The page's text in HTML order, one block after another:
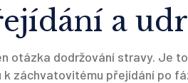
a
otázka dodržování stravy. Je to
záchvatovitému přejídání po